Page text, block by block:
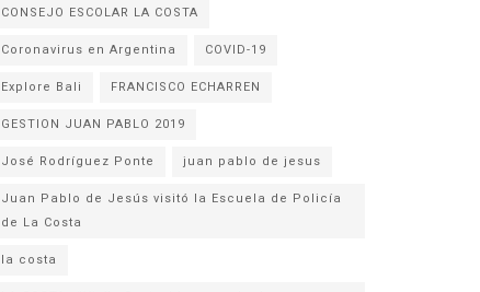
CONSEJO ESCOLAR LA COSTA
Coronavirus en Argentina
COVID-19
Explore Bali
FRANCISCO ECHARREN
GESTION JUAN PABLO 2019
José Rodríguez Ponte
juan pablo de jesus
Juan Pablo de Jesús visitó la Escuela de Policía
la costa